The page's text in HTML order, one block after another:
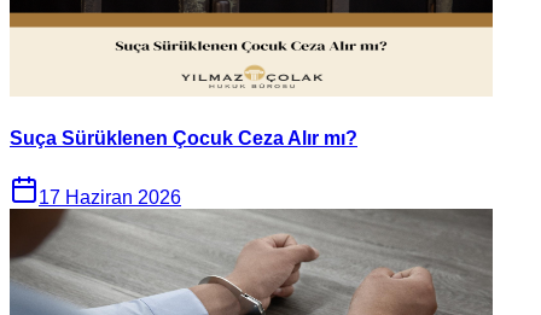
Suça Sürüklenen Çocuk Ceza Alır mı?
17 Haziran 2026